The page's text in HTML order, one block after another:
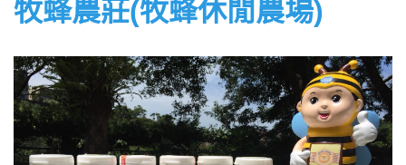
牧蜂農莊(牧蜂休閒農場)